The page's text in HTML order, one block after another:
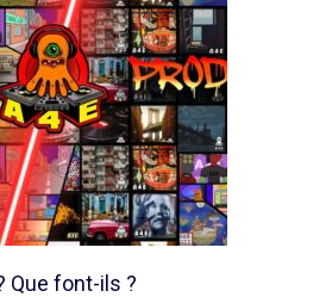
Que font-ils ?